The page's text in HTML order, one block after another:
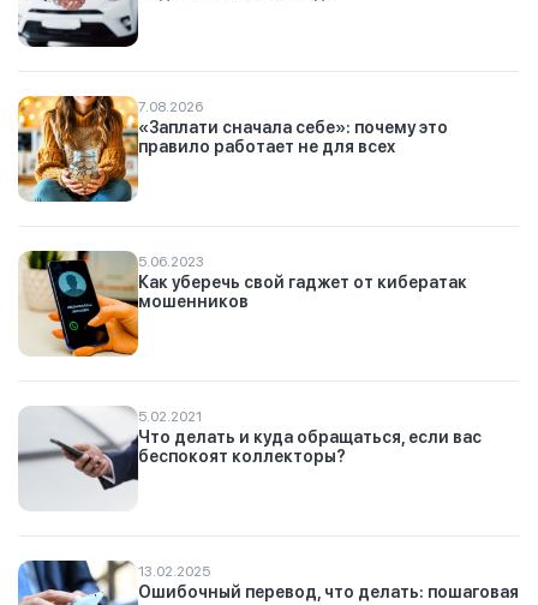
7.08.2026
«Заплати сначала себе»: почему это
правило работает не для всех
5.06.2023
Как уберечь свой гаджет от кибератак
мошенников
5.02.2021
Что делать и куда обращаться, если вас
беспокоят коллекторы?
13.02.2025
Ошибочный перевод, что делать: пошаговая